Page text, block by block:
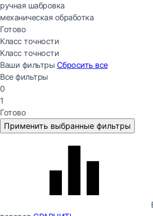
ручная шабровка
механическая обработка
Готово
Класс точности
Класс точности
Ваши фильтры Сбросить все
Все фильтры
0
1
Готово
Применить выбранные фильтры